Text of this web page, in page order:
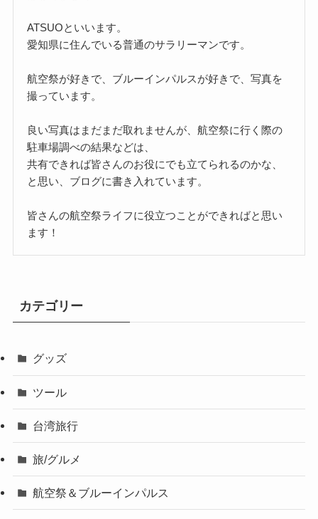
ATSUOといいます。
愛知県に住んでいる普通のサラリーマンです。
航空祭が好きで、ブルーインパルスが好きで、写真を
撮っています。
良い写真はまだまだ取れませんが、航空祭に行く際の
駐車場調べの結果などは、
共有できれば皆さんのお役にでも立てられるのかな、
と思い、ブログに書き入れています。
皆さんの航空祭ライフに役立つことができればと思い
ます！
カテゴリー
グッズ
ツール
台湾旅行
旅/グルメ
航空祭＆ブルーインパルス